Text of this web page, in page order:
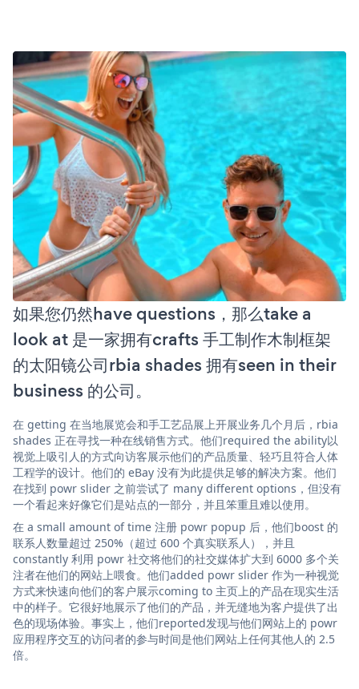
如果您仍然have questions，那么take a
look at 是一家拥有crafts 手工制作木制框架
的太阳镜公司rbia shades 拥有seen in their
business 的公司。
在 getting 在当地展览会和手工艺品展上开展业务几个月后，rbia
shades 正在寻找一种在线销售方式。他们required the ability以
视觉上吸引人的方式向访客展示他们的产品质量、轻巧且符合人体
工程学的设计。他们的 eBay 没有为此提供足够的解决方案。他们
在找到 powr slider 之前尝试了 many different options，但没有
一个看起来好像它们是站点的一部分，并且笨重且难以使用。
在 a small amount of time 注册 powr popup 后，他们boost 的
联系人数量超过 250%（超过 600 个真实联系人），并且
constantly 利用 powr 社交将他们的社交媒体扩大到 6000 多个关
注者在他们的网站上喂食。他们added powr slider 作为一种视觉
方式来快速向他们的客户展示coming to 主页上的产品在现实生活
中的样子。它很好地展示了他们的产品，并无缝地为客户提供了出
色的现场体验。事实上，他们reported发现与他们网站上的 powr
应用程序交互的访问者的参与时间是他们网站上任何其他人的 2.5
倍。